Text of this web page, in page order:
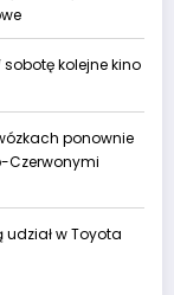
kolejne kino
ponownie
Czerwonymi
udział w Toyota